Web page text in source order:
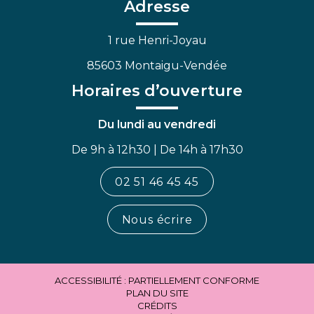
Adresse
1 rue Henri-Joyau
85603 Montaigu-Vendée
Horaires d’ouverture
Du lundi au vendredi
De 9h à 12h30 | De 14h à 17h30
02 51 46 45 45
Nous écrire
ACCESSIBILITÉ : PARTIELLEMENT CONFORME
PLAN DU SITE
CRÉDITS